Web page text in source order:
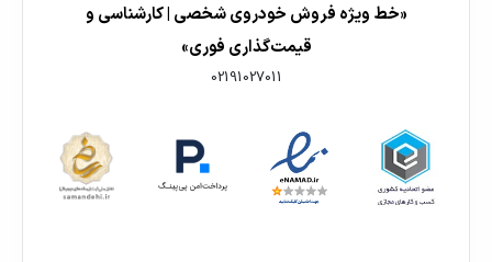
«خط ویژه فروش خودروی شخصی | کارشناسی و
قیمت‌گذاری فوری»
02191027011